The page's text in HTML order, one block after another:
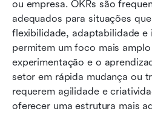
ou empresa. OKRs são
adequados para situações
flexibilidade, adaptabilidade e
permitem um foco mais
experimentação e o
setor em rápida mudança ou
requerem agilidade e
oferecer uma estrutura mais